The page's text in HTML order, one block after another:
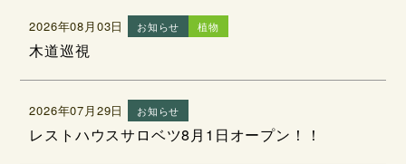
2026年08月03日 お知らせ 植物
木道巡視
2026年07月29日 お知らせ
レストハウスサロベツ8月1日オープン！！